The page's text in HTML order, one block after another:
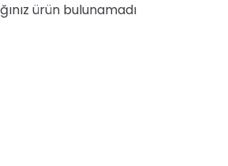
ürün bulunamadı